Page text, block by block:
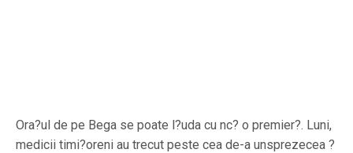
Ora?ul de pe Bega se poate l?uda cu nc? o premier?. Luni,
medicii timi?oreni au trecut peste cea de-a unsprezecea ?